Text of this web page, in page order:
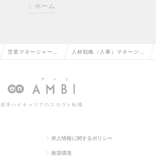
ホーム
営業マネージャー・ 人材戦略（人事）マネージャ
若手ハイキャリアのスカウト転職
求人情報に関するポリシー
推奨環境